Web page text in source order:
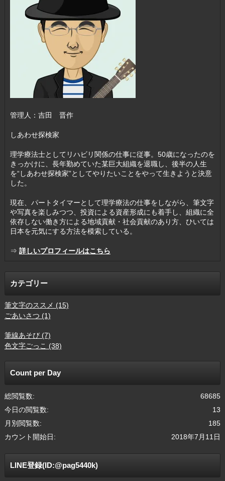
管理人：吉田 晋作
しあわせ探検家
理学療法士としてリハビリ関係の仕事に従事。50歳になったのを
きっかけに、長年勤めていた某巨大組織を退職し、後半の人生
を“しあわせ探検家”としてやりたいことをやって生きようと決意
した。
現在、パートタイマーとして理学療法の仕事をしながら、筆文字
や写真を楽しみつつ、投資による資産形成にも着手し、組織に全
依存しない働き方による地域貢献・社会貢献のあり方、ひいては
日本を元気にする方法を模索している。
⇒ 詳しいプロフィールはこちら
カテゴリー
筆文字のススメ (15)
ごあいさつ (1)
筆線あそび (7)
色文字ごっこ (38)
Count per Day
68685
総閲覧数:
13
今日の閲覧数:
185
月別閲覧数:
2018年7月11日
カウント開始日:
LINE登録(ID:@pag5440k)